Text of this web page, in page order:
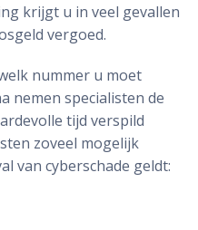
krijgt u in veel gevallen
vergoed.
nummer u moet
nemen specialisten de
tijd verspild
zoveel mogelijk
van cyberschade geldt: